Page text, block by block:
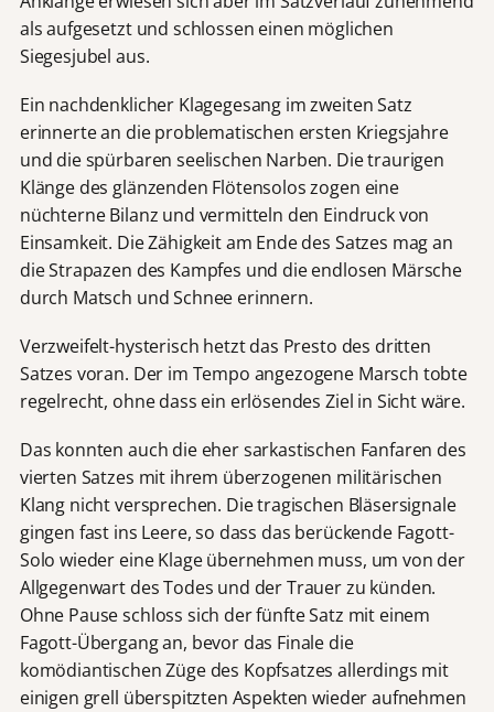
als aufgesetzt und schlossen einen möglichen
Siegesjubel aus.
Ein nachdenklicher Klagegesang im zweiten Satz
erinnerte an die problematischen ersten Kriegsjahre
und die spürbaren seelischen Narben. Die traurigen
Klänge des glänzenden Flötensolos zogen eine
nüchterne Bilanz und vermitteln den Eindruck von
Einsamkeit. Die Zähigkeit am Ende des Satzes mag an
die Strapazen des Kampfes und die endlosen Märsche
durch Matsch und Schnee erinnern.
Verzweifelt-hysterisch hetzt das Presto des dritten
Satzes voran. Der im Tempo angezogene Marsch tobte
regelrecht, ohne dass ein erlösendes Ziel in Sicht wäre.
Das konnten auch die eher sarkastischen Fanfaren des
vierten Satzes mit ihrem überzogenen militärischen
Klang nicht versprechen. Die tragischen Bläsersignale
gingen fast ins Leere, so dass das berückende Fagott-
Solo wieder eine Klage übernehmen muss, um von der
Allgegenwart des Todes und der Trauer zu künden.
Ohne Pause schloss sich der fünfte Satz mit einem
Fagott-Übergang an, bevor das Finale die
komödiantischen Züge des Kopfsatzes allerdings mit
einigen grell überspitzten Aspekten wieder aufnehmen